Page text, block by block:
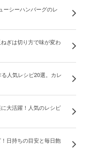
ーシーハンバーグのレ
ぎは切り方で味が変わ
人気レシピ20選。カレ
大活躍！人気のレシピ
日持ちの目安と毎日飽